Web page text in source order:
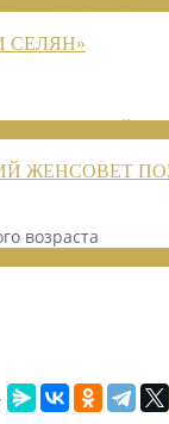
СЕЛЯН»
ЖЕНСОВЕТ
возраста